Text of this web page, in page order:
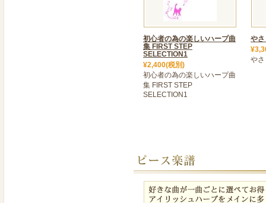
メープル、サペリ、チェ
とても美しい音色のハー
けています。お問合せフ
2021年09月18日
＜ Lilly Harp新発売 ＞
1オクターブのかわいいハ
10色のビビットなカラー
FH26【ブビンガ】が入荷
最高品質を誇るブビンガ
お買い求めください。写
いただけます。
初心者の為の楽しいハープ曲
集 FIRST STEP
SELECTION1
¥2,400(税別)
初心者の為の楽しいハープ曲
集 FIRST STEP
SELECTION1
や
や